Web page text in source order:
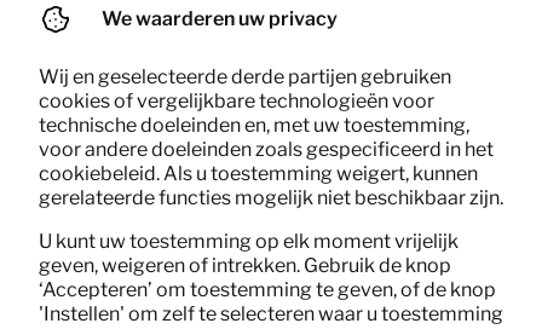
We waarderen uw privacy
Wij en geselecteerde derde partijen gebruiken
cookies of vergelijkbare technologieën voor
technische doeleinden en, met uw toestemming,
voor andere doeleinden zoals gespecificeerd in het
cookiebeleid. Als u toestemming weigert, kunnen
gerelateerde functies mogelijk niet beschikbaar zijn.
U kunt uw toestemming op elk moment vrijelijk
geven, weigeren of intrekken. Gebruik de knop
‘Accepteren’ om toestemming te geven, of de knop
'Instellen' om zelf te selecteren waar u toestemming